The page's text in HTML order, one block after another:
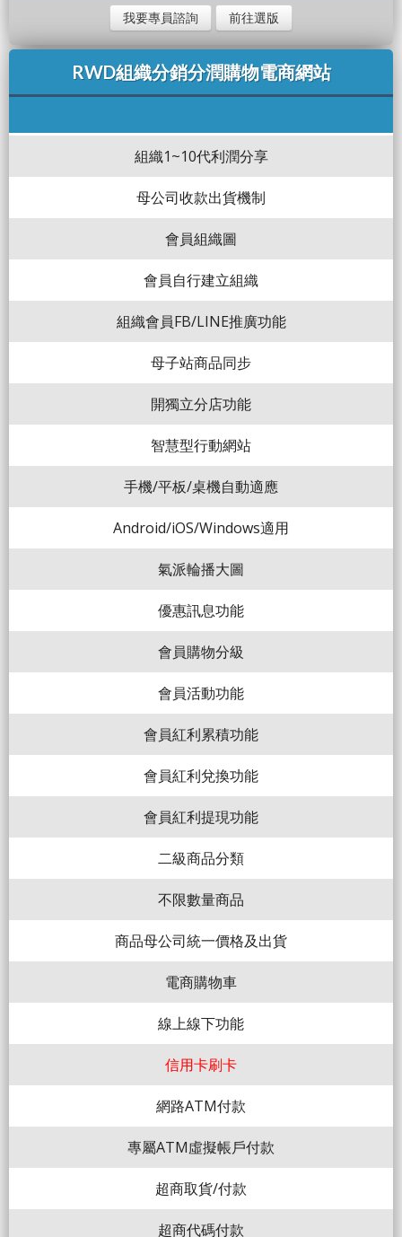
我要專員諮詢 前往選版
RWD組織分銷分潤購物電商網站
組織1~10代利潤分享
母公司收款出貨機制
會員組織圖
會員自行建立組織
組織會員FB/LINE推廣功能
母子站商品同步
開獨立分店功能
智慧型行動網站
手機/平板/桌機自動適應
Android/iOS/Windows適用
氣派輪播大圖
優惠訊息功能
會員購物分級
會員活動功能
會員紅利累積功能
會員紅利兌換功能
會員紅利提現功能
二級商品分類
不限數量商品
商品母公司統一價格及出貨
電商購物車
線上線下功能
信用卡刷卡
網路ATM付款
專屬ATM虛擬帳戶付款
超商取貨/付款
超商代碼付款